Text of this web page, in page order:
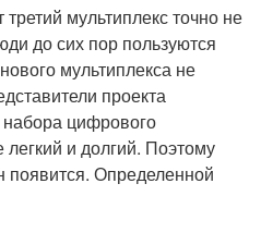
мультиплекс точно не
до сих пор пользуются
мультиплекса не
проекта
набора цифрового
и долгий. Поэтому
появится. Определенной